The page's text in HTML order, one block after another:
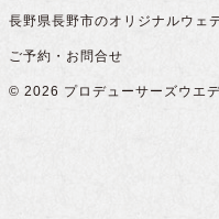
長野県長野市のオリジナルウェ
ご予約・お問合せ
© 2026 プロデューサーズウエ